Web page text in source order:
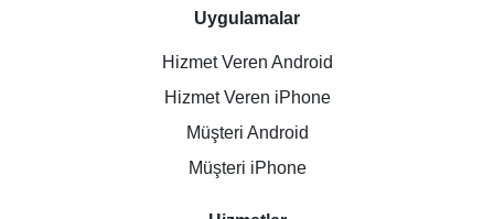
Uygulamalar
Hizmet Veren Android
Hizmet Veren iPhone
Müşteri Android
Müşteri iPhone